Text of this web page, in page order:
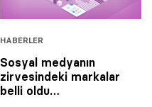
HABERLER
Sosyal medyanın
zirvesindeki markalar
belli oldu…